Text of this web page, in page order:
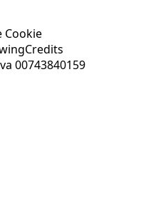
Cookie
Credits
00743840159